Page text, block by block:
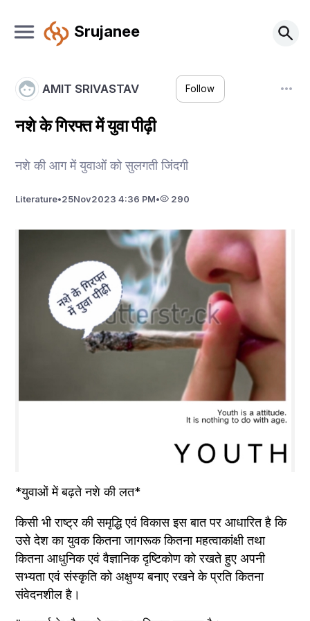
Srujanee
AMIT SRIVASTAV Follow
नशे के गिरफ्त में युवा पीढ़ी
नशे की आग में युवाओं को सुलगती जिंदगी
Literature•25Nov2023 4:36 PM• 290
*युवाओं में बढ़ते नशे की लत*
किसी भी राष्ट्र की समृद्धि एवं विकास इस बात पर आधारित है कि
उसे देश का युवक कितना जागरूक कितना महत्वाकांक्षी तथा
कितना आधुनिक एवं वैज्ञानिक दृष्टिकोण को रखते हुए अपनी
सभ्यता एवं संस्कृति को अक्षुण्य बनाए रखने के प्रति कितना
संवेदनशील है।